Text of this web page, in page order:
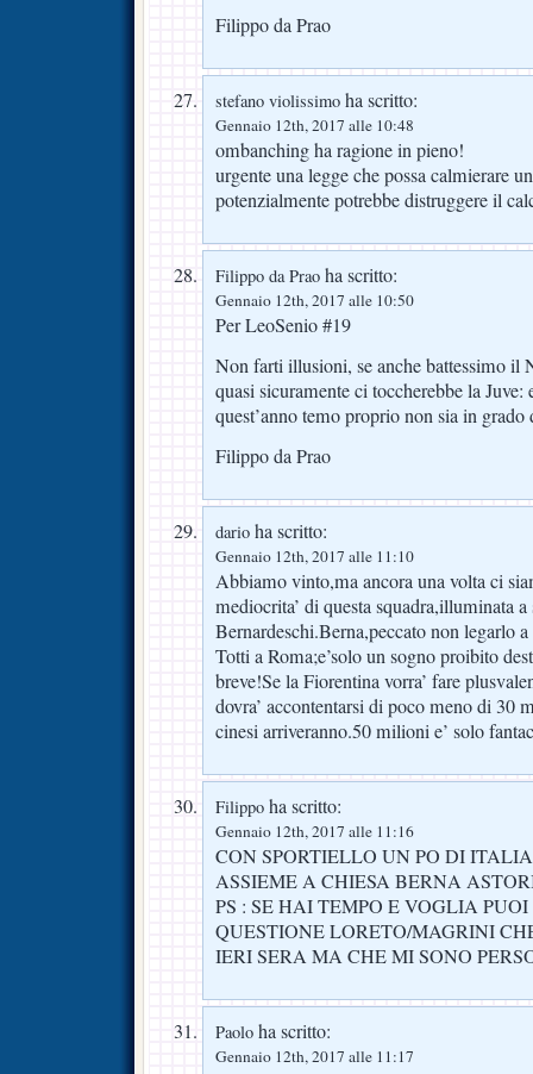
Filippo da Prao
stefano violissimo ha scritto:
Gennaio 12th, 2017 alle 10:48
ombanching ha ragione in pieno!
urgente una legge che possa calmierare
potenzialmente potrebbe distruggere il
Filippo da Prao ha scritto:
Gennaio 12th, 2017 alle 10:50
Per LeoSenio #19
Non farti illusioni, se anche battessimo il
quasi sicuramente ci toccherebbe la
quest’anno temo proprio non sia in
Filippo da Prao
dario ha scritto:
Gennaio 12th, 2017 alle 11:10
Abbiamo vinto,ma ancora una volta ci
mediocrita’ di questa squadra,illuminata
Bernardeschi.Berna,peccato non legarlo
Totti a Roma;e’solo un sogno proibito
breve!Se la Fiorentina vorra’ fare
dovra’ accontentarsi di poco meno di 30
cinesi arriveranno.50 milioni e’ solo
Filippo ha scritto:
Gennaio 12th, 2017 alle 11:16
CON SPORTIELLO UN PO DI
ASSIEME A CHIESA BERNA
PS : SE HAI TEMPO E VOGLIA
QUESTIONE LORETO/MAGRINI
IERI SERA MA CHE MI SONO
Paolo ha scritto:
Gennaio 12th, 2017 alle 11:17